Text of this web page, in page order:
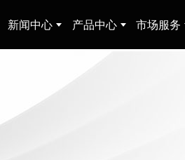
新闻中心 产品中心 市场服务